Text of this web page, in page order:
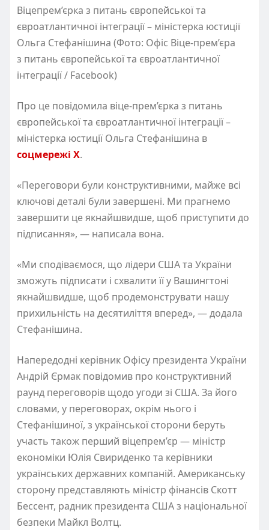
Віцепрем’єрка з питань європейської та
євроатлантичної інтеграції – міністерка юстиції
Ольга Стефанішина (Фото: Офіс Віце-прем’єра
з питань європейської та євроатлантичної
інтеграції / Facebook)
Про це повідомила віце-прем’єрка з питань
європейської та євроатлантичної інтеграції –
міністерка юстиції Ольга Стефанішина в
соцмережі X.
«Переговори були конструктивними, майже всі
ключові деталі були завершені. Ми прагнемо
завершити це якнайшвидше, щоб приступити до
підписання», — написала вона.
«Ми сподіваємося, що лідери США та України
зможуть підписати і схвалити її у Вашингтоні
якнайшвидше, щоб продемонструвати нашу
прихильність на десятиліття вперед», — додала
Стефанішина.
Напередодні керівник Офісу президента України
Андрій Єрмак повідомив про конструктивний
раунд переговорів щодо угоди зі США. За його
словами, у переговорах, окрім нього і
Стефанішиної, з української сторони беруть
участь також перший віцепрем’єр — міністр
економіки Юлія Свириденко та керівники
українських державних компаній. Американську
сторону представляють міністр фінансів Скотт
Бессент, радник президента США з національної
безпеки Майкл Волтц.